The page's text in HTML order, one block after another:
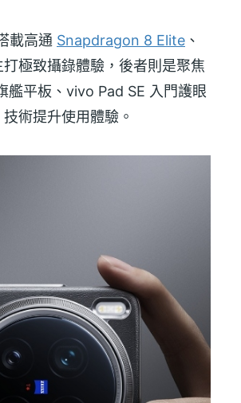
載高通 Snapdragon 8 Elite 、
極致攝錄體驗，後者則是聚焦
平板、vivo Pad SE 入門護眼
術提升使用體驗。